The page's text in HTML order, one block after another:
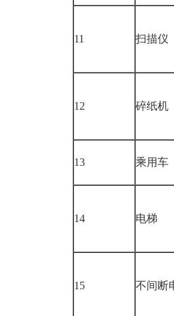
11 扫描仪
12 碎纸机
13 乘用车
14 电梯
15 不间断